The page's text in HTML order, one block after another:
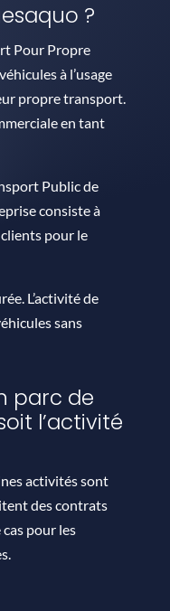
?
Pour Propre
à l’usage
propre transport.
en tant
Public de
consiste à
pour le
L’activité de
sans
parc de
l’activité
activités sont
des contrats
pour les